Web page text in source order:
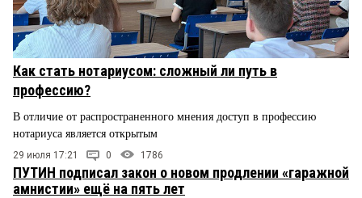
Как стать нотариусом: сложный ли путь в
профессию?
В отличие от распространенного мнения доступ в профессию
нотариуса является открытым
29 июля 17:21 0 1786
ПУТИН подписал закон о новом продлении «гаражной
амнистии» ещё на пять лет